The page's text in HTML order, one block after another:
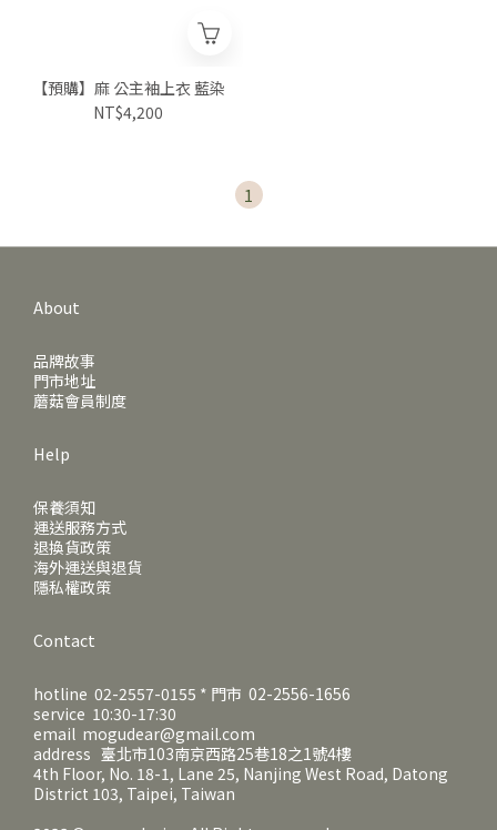
【預購】麻 公主袖上衣 藍染
NT$4,200
1
About
品牌故事
門市地址
蘑菇會員制度
Help
保養須知
運送服務方式
退換貨政策
海外運送與退貨
隱私權政策
Contact
hotline 02-2557-0155 * 門市 02-2556-1656
service 10:30-17:30
email mogudear@gmail.com
address 臺北市103南京西路25巷18之1號4樓
4th Floor, No. 18-1, Lane 25, Nanjing West Road, Datong
District 103, Taipei, Taiwan